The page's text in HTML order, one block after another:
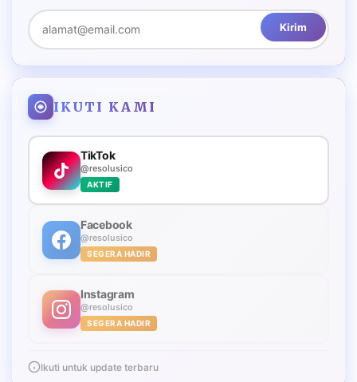
Kirim
IKUTI KAMI
TikTok
@resolusico
AKTIF
Facebook
@resolusico
SEGERA HADIR
Instagram
@resolusico
SEGERA HADIR
Ikuti untuk update terbaru